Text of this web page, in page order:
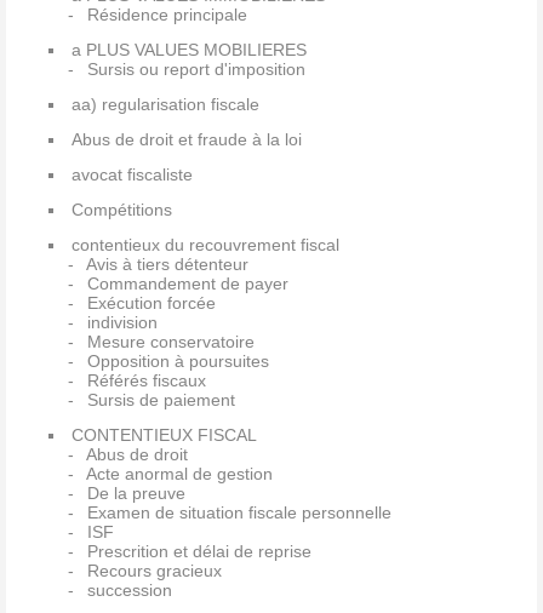
Résidence principale
a PLUS VALUES MOBILIERES
Sursis ou report d'imposition
aa) regularisation fiscale
Abus de droit et fraude à la loi
avocat fiscaliste
Compétitions
contentieux du recouvrement fiscal
Avis à tiers détenteur
Commandement de payer
Exécution forcée
indivision
Mesure conservatoire
Opposition à poursuites
Référés fiscaux
Sursis de paiement
CONTENTIEUX FISCAL
Abus de droit
Acte anormal de gestion
De la preuve
Examen de situation fiscale personnelle
ISF
Prescrition et délai de reprise
Recours gracieux
succession